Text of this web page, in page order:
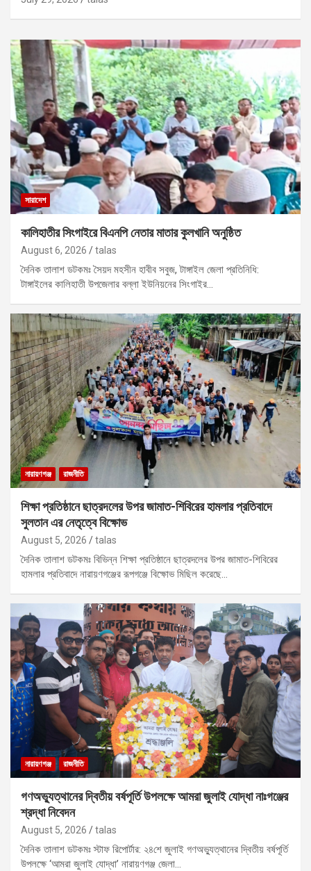
সারাদেশ
কালিহাতীর সিংগাইরে বিএনপি নেতার মাতার কুলখানি অনুষ্ঠিত
August 6, 2026 talas
দৈনিক তালাশ ডটকমঃ সৈয়দ মহসীন হাবীব সবুজ, টাঙ্গাইল জেলা প্রতিনিধি:
টাঙ্গাইলের কালিহাতী উপজেলার বল্লা ইউনিয়নের সিংগাইর…
নারায়ণগঞ্জ রাজনীতি
শিক্ষা প্রতিষ্ঠানে ছাত্রদলের উপর জামাত-শিবিরের হামলার প্রতিবাদে
সুলতান এর নেতৃত্বে বিক্ষোভ
August 5, 2026 talas
দৈনিক তালাশ ডটকমঃ বিভিন্ন শিক্ষা প্রতিষ্ঠানে ছাত্রদলের উপর জামাত-শিবিরের
হামলার প্রতিবাদে নারায়ণগঞ্জের রূপগঞ্জে বিক্ষোভ মিছিল করেছে…
নারায়ণগঞ্জ রাজনীতি
গণঅভ্যুত্থানের দ্বিতীয় বর্ষপূর্তি উপলক্ষে আমরা জুলাই যোদ্ধা নাঃগঞ্জের
শ্রদ্ধা নিবেদন
August 5, 2026 talas
দৈনিক তালাশ ডটকমঃ স্টাফ রিপোর্টার: ২৪শে জুলাই গণঅভ্যুত্থানের দ্বিতীয় বর্ষপূর্তি
উপলক্ষে ‘আমরা জুলাই যোদ্ধা’ নারায়ণগঞ্জ জেলা…